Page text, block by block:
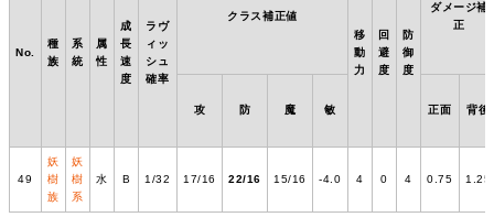
No.
種
族
系
統
属
性
成
長
速
度
ラヴ
ィッ
シュ
確率
クラス補正値
移
動
力
回
避
度
防
御
度
ダメージ補
正
攻 防 魔 敏 正面 背後
49
妖
樹
族
妖
樹
系
水 B 1/32 17/16 22/16 15/16 -4.0 4 0 4 0.75 1.25